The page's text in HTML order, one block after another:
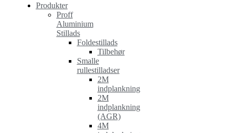
Produkter
Proff
Aluminium
Stillads
Foldestillads
Tilbehør
Smalle
rullestilladser
2M
indplankning
2M
indplankning
(AGR)
4M